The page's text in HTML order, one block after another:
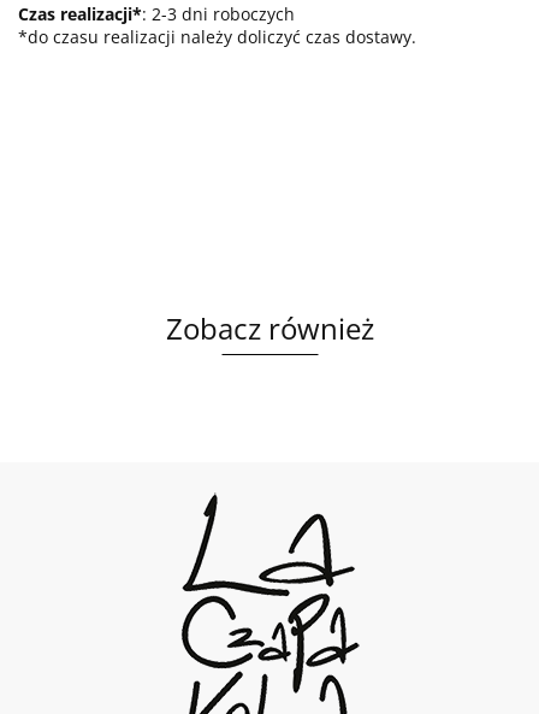
Czas realizacji*: 2-3 dni roboczych
*do czasu realizacji należy doliczyć czas dostawy.
Zobacz również